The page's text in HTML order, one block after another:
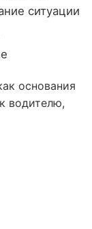
ситуации
основания
водителю,